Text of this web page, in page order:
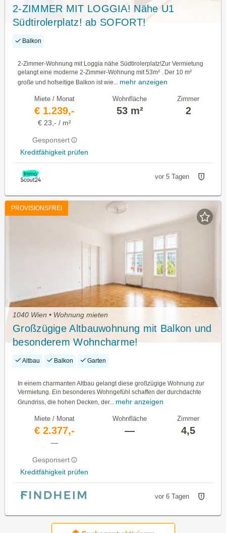
2-ZIMMER MIT LOGGIA! Nähe U1
Südtirolerplatz! ab SOFORT!
Balkon
2-Zimmer-Wohnung mit Loggia nähe Südtirolerplatz!Zur Vermietung
gelangt eine moderne 2-Zimmer-Wohnung mit 53m² . Der 10 m²
große und hofseitige Balkon ist wie... mehr anzeigen
Miete / Monat
€ 1.239,-
€ 23,- / m²
Gesponsert
Kreditfähigkeit prüfen
Wohnfläche
53 m²
Zimmer
2
vor 5 Tagen
PROVISIONSFREI
1040 Wien • Wohnung mieten
Großzügige Altbauwohnung mit Balkon und
besonderem Wohncharme!
Altbau Balkon Garten
In einem charmanten Altbau gelangt diese großzügige Wohnung zur
Vermietung. Ein besonderes Wohngefühl schaffen der durchdachte
Grundriss, die hohen Decken, der...
mehr anzeigen
Miete / Monat
€ 2.377,-
—
Gesponsert
Kreditfähigkeit prüfen
Wohnfläche
—
Zimmer
4,5
vor 6 Tagen